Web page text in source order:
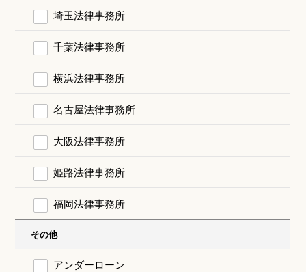
埼玉法律事務所
千葉法律事務所
横浜法律事務所
名古屋法律事務所
大阪法律事務所
姫路法律事務所
福岡法律事務所
その他
アンダーローン